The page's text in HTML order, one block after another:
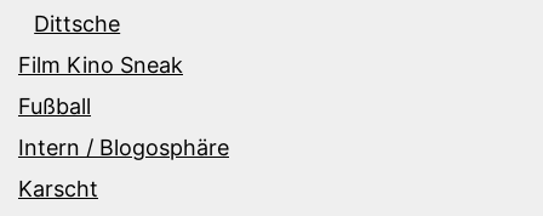
Dittsche
Film Kino Sneak
Fußball
Intern / Blogosphäre
Karscht